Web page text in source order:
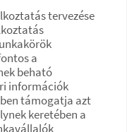
tervezése
a
beható
információk
támogatja azt
keretében a